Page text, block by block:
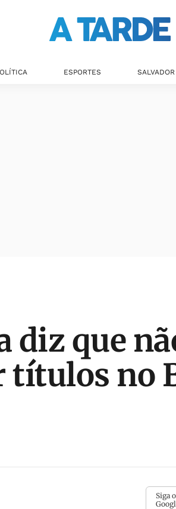
ESPORTES SALVADOR
diz que
títulos no
Siga o